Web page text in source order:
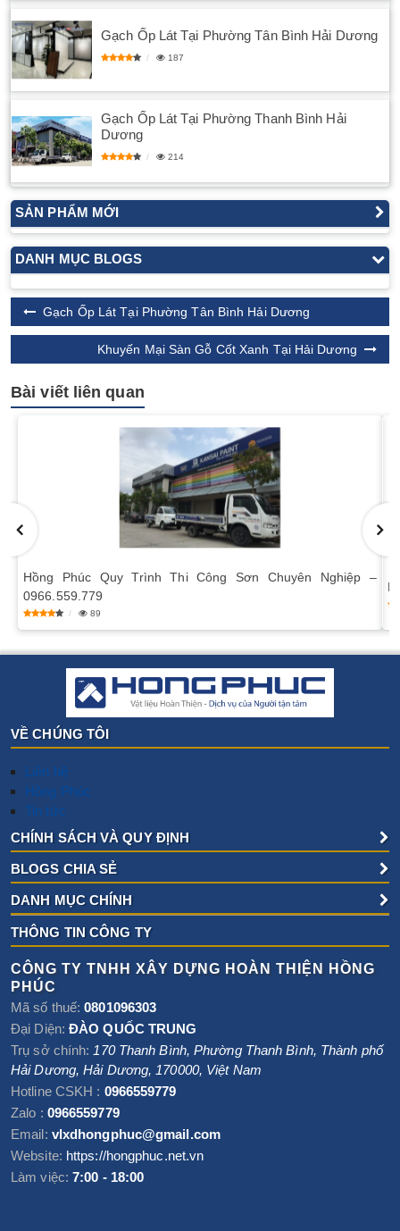
Gạch Ốp Lát Tại Phường Tân Bình Hải Dương
187
Gạch Ốp Lát Tại Phường Thanh Bình Hải
Dương
214
SẢN PHẨM MỚI
DANH MỤC BLOGS
Gạch Ốp Lát Tại Phường Tân Bình Hải Dương
Khuyến Mại Sàn Gỗ Cốt Xanh Tại Hải Dương
Bài viết liên quan
Hồng Phúc Quy Trình Thi Công Sơn Chuyên Nghiệp –
0966.559.779
89
VỀ CHÚNG TÔI
Liên hệ
Hồng Phúc
Tin tức
CHÍNH SÁCH VÀ QUY ĐỊNH
BLOGS CHIA SẺ
DANH MỤC CHÍNH
THÔNG TIN CÔNG TY
CÔNG TY TNHH XÂY DỰNG HOÀN THIỆN HỒNG
PHÚC
Mã số thuế:0801096303
Đại Diện: ĐÀO QUỐC TRUNG
Trụ sở chính: 170 Thanh Bình, Phường Thanh Bình, Thành phố
Hải Dương,Hải Dương, 170000, Việt Nam
Hotline CSKH : 0966559779
Zalo : 0966559779
Email: vlxdhongphuc@gmail.com
Website: https://hongphuc.net.vn
Làm việc: 7:00 - 18:00